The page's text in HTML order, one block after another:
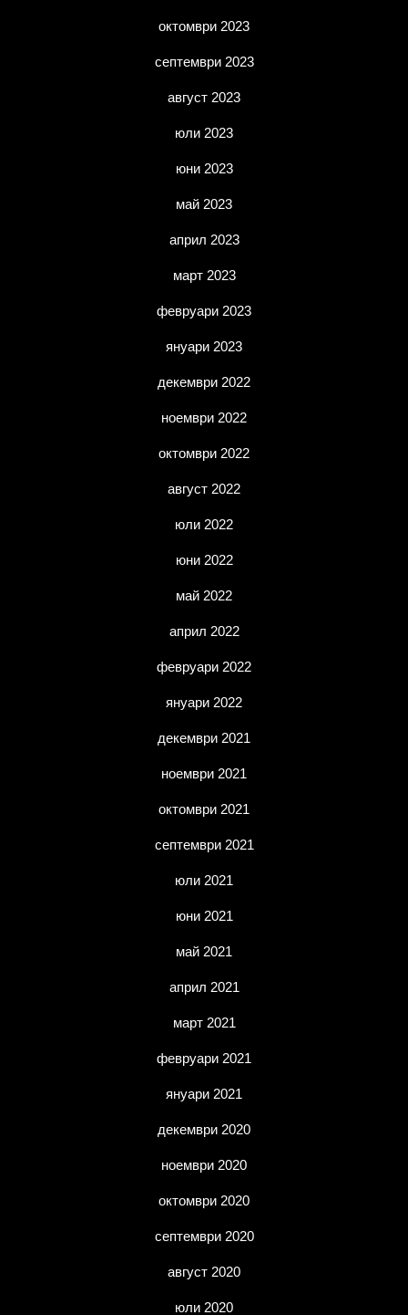
октомври 2023
септември 2023
август 2023
юли 2023
юни 2023
май 2023
април 2023
март 2023
февруари 2023
януари 2023
декември 2022
ноември 2022
октомври 2022
август 2022
юли 2022
юни 2022
май 2022
април 2022
февруари 2022
януари 2022
декември 2021
ноември 2021
октомври 2021
септември 2021
юли 2021
юни 2021
май 2021
април 2021
март 2021
февруари 2021
януари 2021
декември 2020
ноември 2020
октомври 2020
септември 2020
август 2020
юли 2020